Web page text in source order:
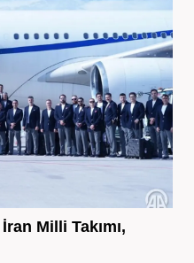
Milli Takımı,